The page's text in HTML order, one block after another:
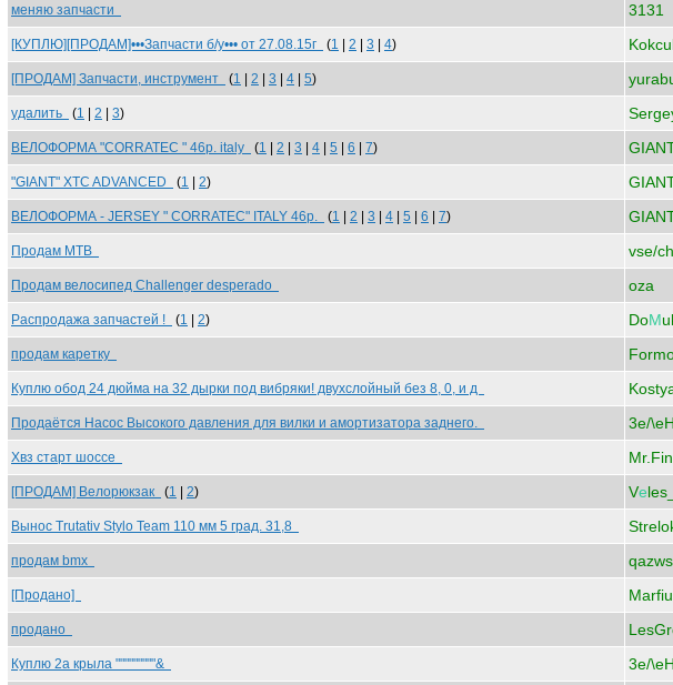
меняю запчасти 3131
[КУПЛЮ][ПРОДАМ]•••Запчасти б/у••• от 27.08.15г (1 2 3 4)
[ПРОДАМ] Запчасти, инструмент (1 2 3 4 5)
удалить (1 2 3)
ВЕЛОФОРМА "CORRATEC " 46р. italy (1 2 3 4 5 6 7)
"GIANT" XTC ADVANCED (1 2)
ВЕЛОФОРМА - JERSEY " CORRATEC" ITALY 46р. (1 2 3 4 5 6 7)
Продам MTB vse/
Продам велосипед Challenger desperado oza
Распродажа запчастей ! (1 2) DoМ
продам каретку
Куплю обод 24 дюйма на 32 дырки под вибряки! двухслойный без 8, 0, и д
Продаётся Насос Высокого давления для вилки и амортизатора заднего. 3e/
Хвз старт шоссе
[ПРОДАМ] Велорюкзак (1 2) Vеles_
Вынос Trutativ Stylo Team 110 мм 5 град. 31,8
продам bmx
[Продано]
продано
Куплю 2а крыла """""""""& 3e/